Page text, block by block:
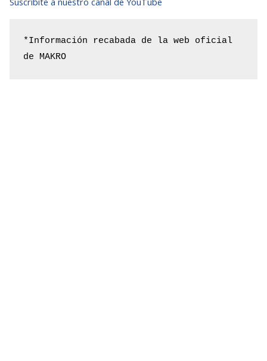
*Información recabada de la web oficial
de MAKRO